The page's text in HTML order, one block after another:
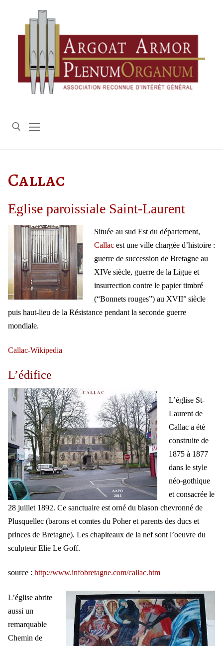
contenu
Callac
Eglise paroissiale Saint-Laurent
Située au sud Est du département,
Callacest une ville chargée d’histoire :
guerre de succession de Bretagne au
XIVe siècle, guerre de la Ligue et
insurrection contre le papier timbré
(“Bonnets rouges”) au XVII° siècle
puis haut-lieu de la Résistance pendant la seconde guerre
mondiale.
Callac-Wikipedia
L’édifice
L’église St-
Laurent de
Callac a été
construite de
1875 à 1877
dans le style
néo-gothique
et consacrée le
28 juillet 1892. Ce sanctuaire est orné du blason chevronné de
Plusquellec (barons et comtes du Poher et parents des ducs et
princes de Bretagne). Les chapiteaux de la nef sont l’oeuvre du
sculpteur Elie Le Goff.
source : http://www.infobretagne.com/callac.htm
L’église abrite
aussi un
remarquable
Chemin de